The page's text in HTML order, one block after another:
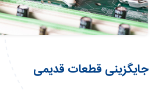
جایگزینی قطعات قدیمی